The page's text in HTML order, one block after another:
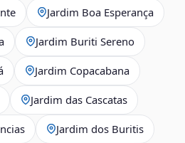
Jardim Boa Esperança
Jardim Buriti Sereno
Jardim Copacabana
Jardim das Cascatas
Jardim dos Buritis